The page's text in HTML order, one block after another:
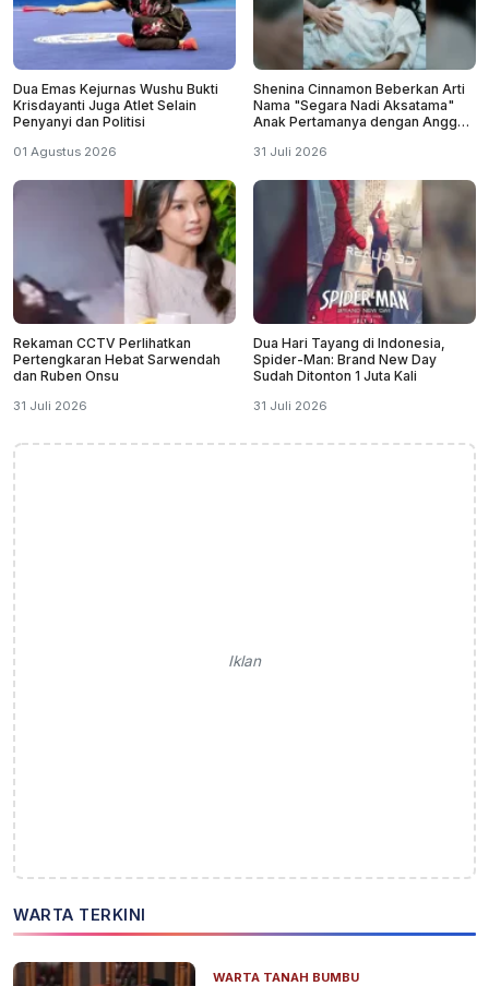
Dua Emas Kejurnas Wushu Bukti
Krisdayanti Juga Atlet Selain
Penyanyi dan Politisi
01 Agustus 2026
Shenina Cinnamon Beberkan Arti
Nama "Segara Nadi Aksatama"
Anak Pertamanya dengan Angga
31 Juli 2026
Rekaman CCTV Perlihatkan
Pertengkaran Hebat Sarwendah
dan Ruben Onsu
31 Juli 2026
Dua Hari Tayang di Indonesia,
Spider-Man: Brand New Day
Sudah Ditonton 1 Juta Kali
31 Juli 2026
Iklan
WARTA TERKINI
WARTA TANAH BUMBU